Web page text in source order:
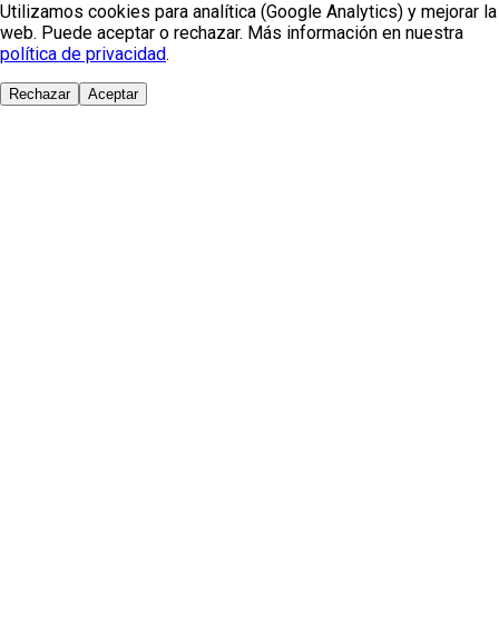
Utilizamos cookies para analítica (Google Analytics) y mejorar la
web. Puede aceptar o rechazar. Más información en nuestra
política de privacidad.
Rechazar Aceptar